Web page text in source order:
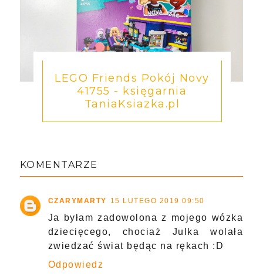
LEGO Friends Pokój Novy
41755 - księgarnia
TaniaKsiazka.pl
KOMENTARZE
CZARYMARTY 15 LUTEGO 2019 09:50
Ja byłam zadowolona z mojego wózka
dziecięcego, chociaż Julka wolała
zwiedzać świat będąc na rękach :D
Odpowiedz